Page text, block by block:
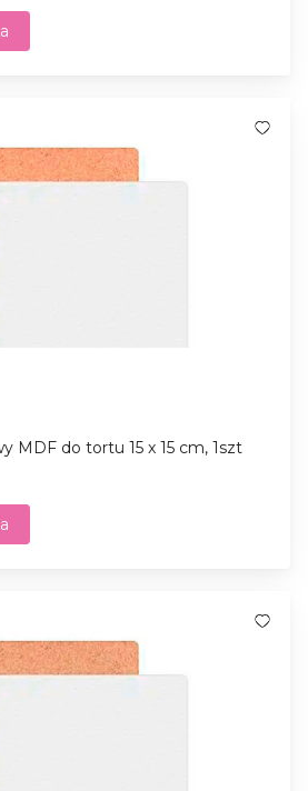
MDF do tortu 15 x 15 cm, 1szt